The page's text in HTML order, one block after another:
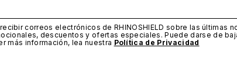
correos electrónicos de RHINOSHIELD sobre las últimas
descuentos y ofertas especiales. Puede darse de
más información, lea nuestra Política de Privacidad